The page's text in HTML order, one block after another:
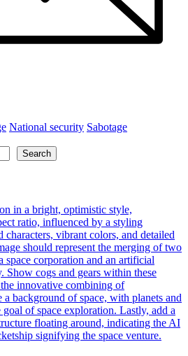
National security Sabotage
Search